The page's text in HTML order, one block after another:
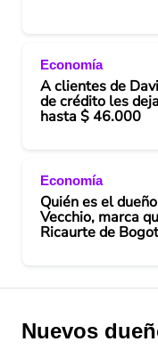
Economía
A clientes de
de crédito les
hasta $ 46.000
Economía
Quién es el
Vecchio, marca
Ricaurte de
Nuevos